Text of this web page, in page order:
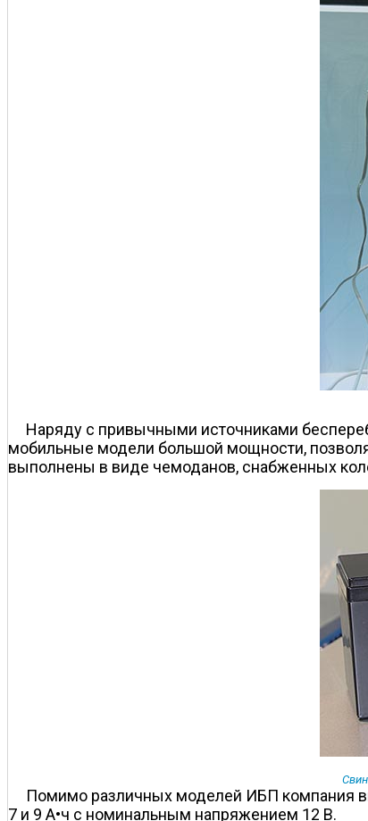
Наряду с привычными источниками
мобильные модели большой мощности,
выполнены в виде чемоданов, снабженных
Помимо различных моделей ИБП компания
7 и 9 А•ч с номинальным напряжением 12 В.